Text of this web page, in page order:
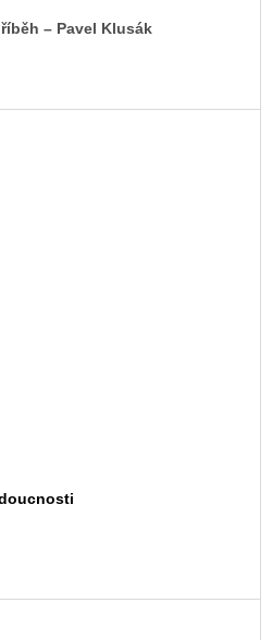
– Pavel Klusák